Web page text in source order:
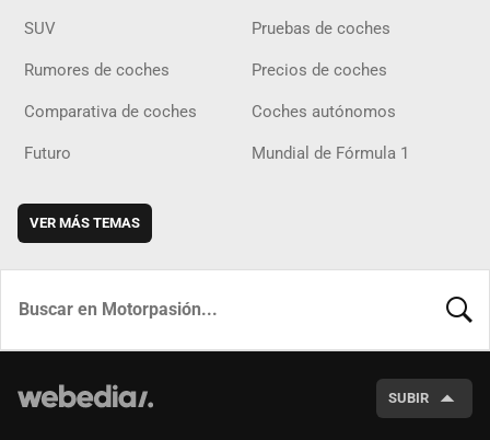
SUV Pruebas de coches
Rumores de coches Precios de coches
Comparativa de coches Coches autónomos
Futuro Mundial de Fórmula 1
VER MÁS TEMAS
SUBIR